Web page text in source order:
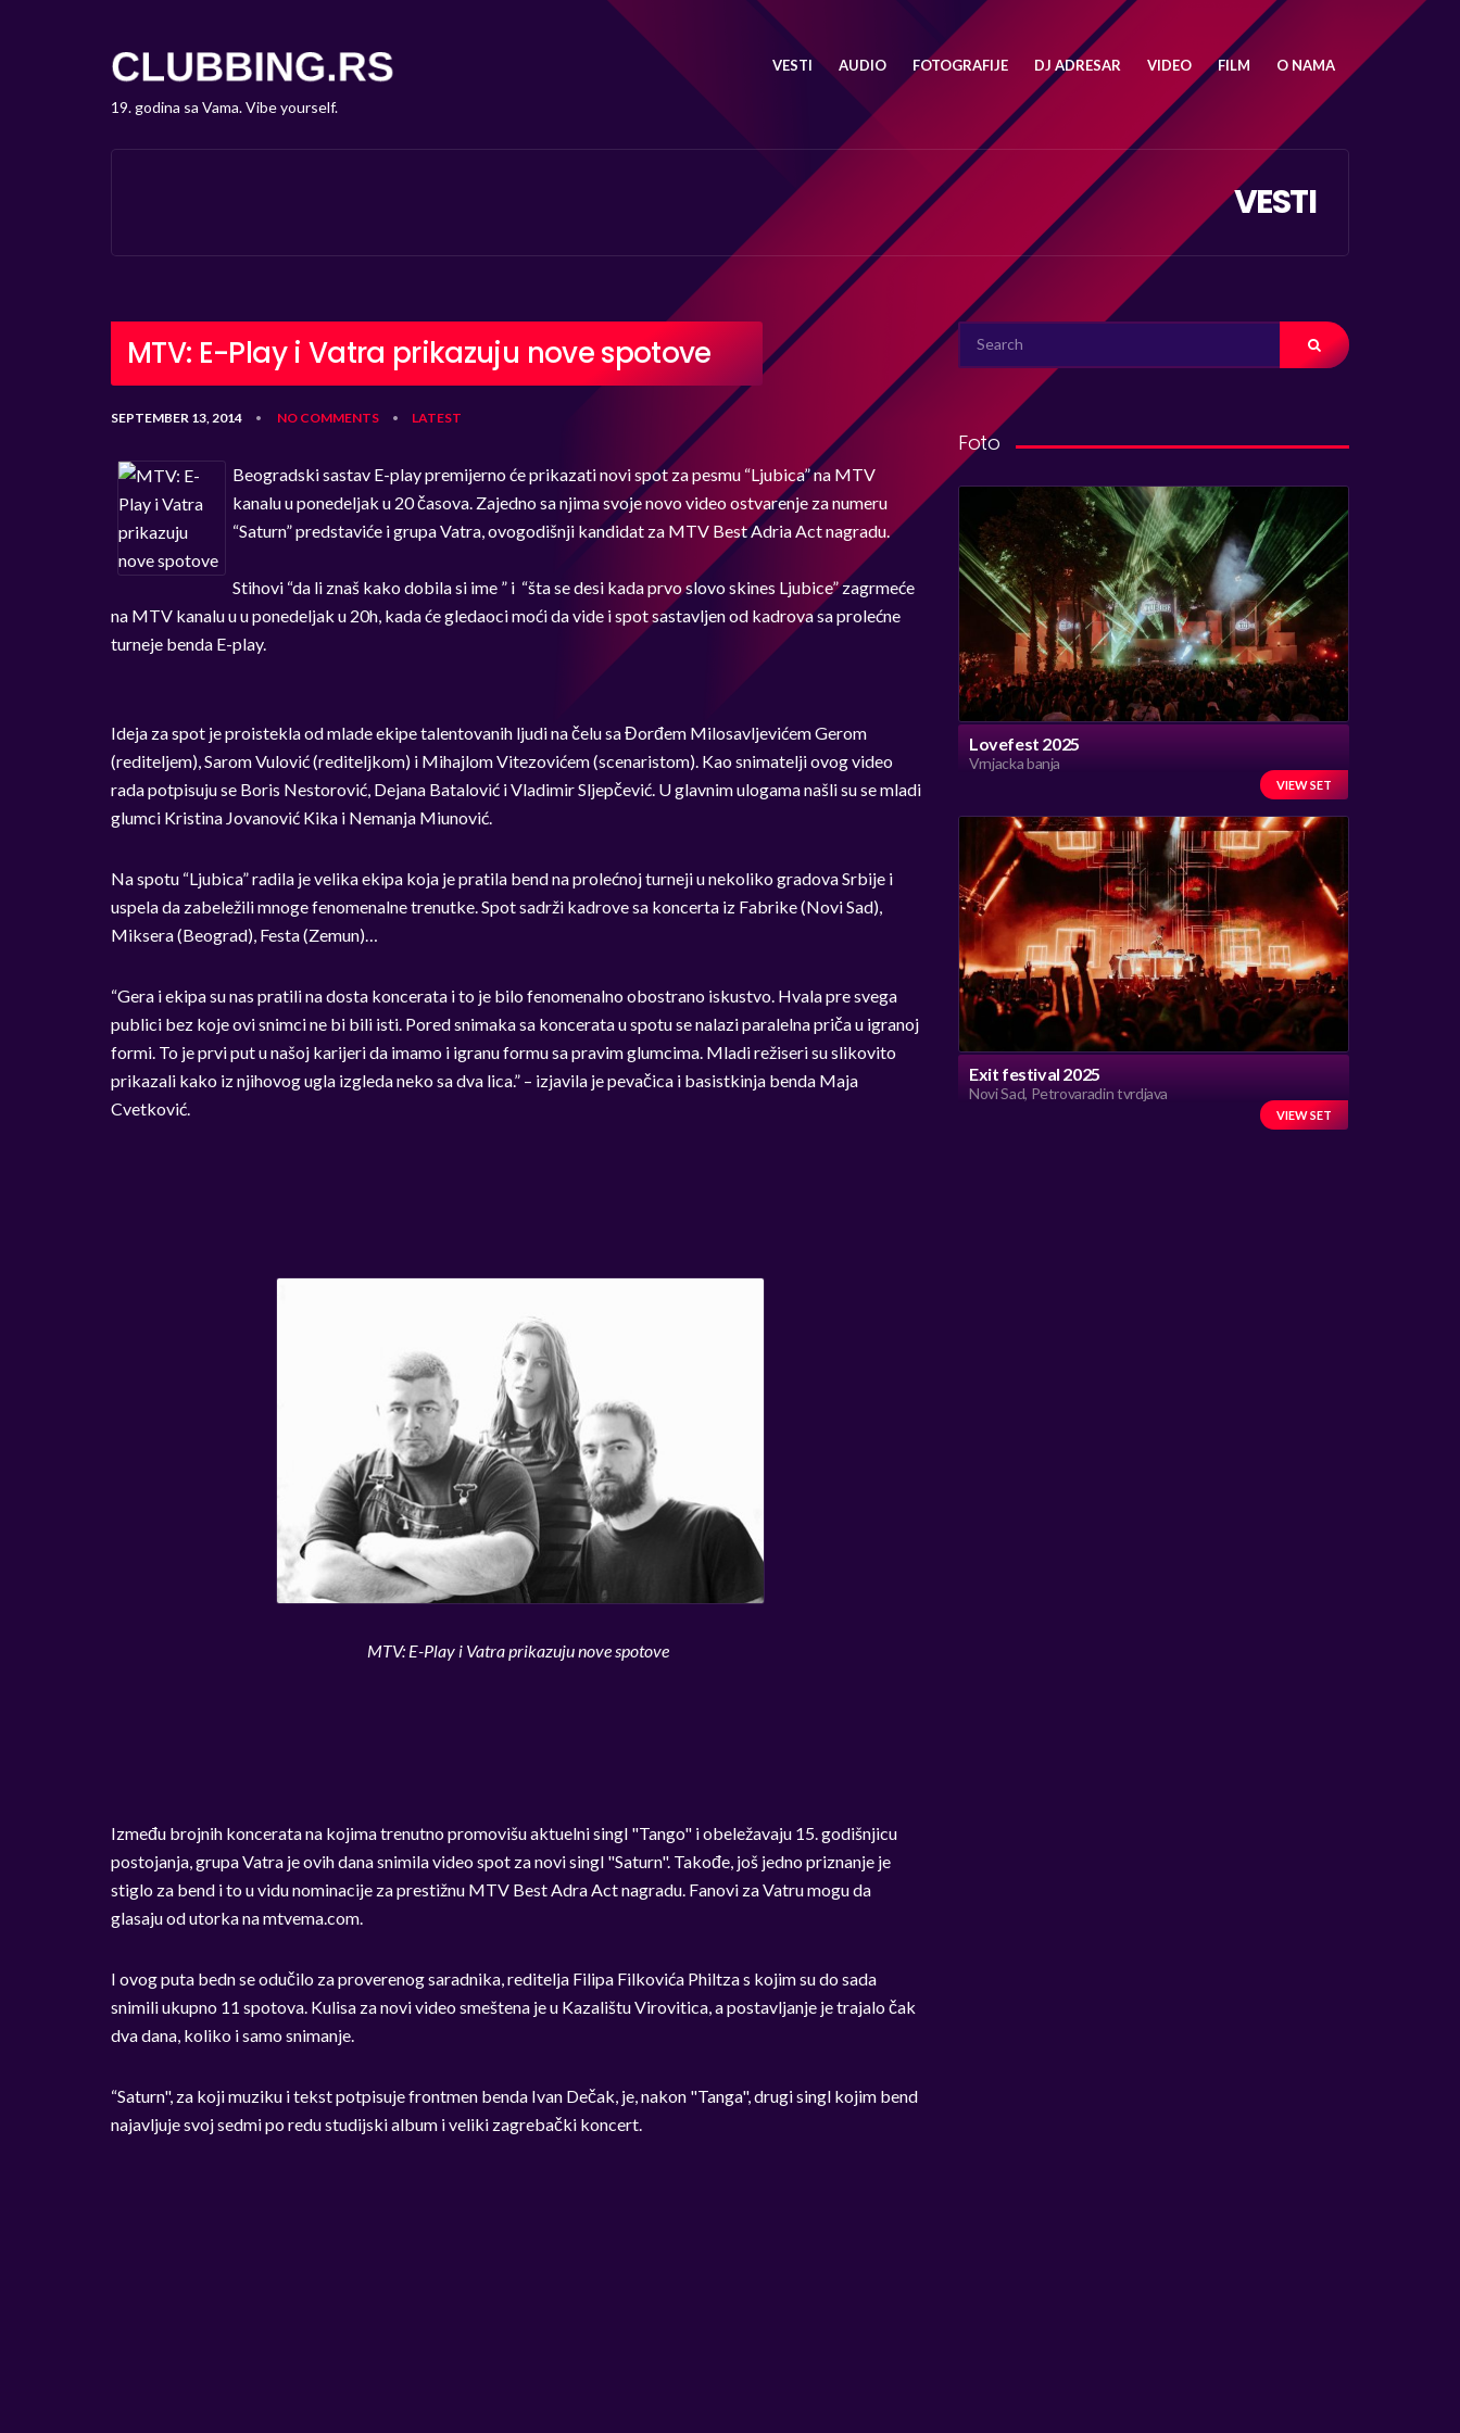
19. godina sa Vama. Vibe yourself.
VESTI AUDIO FOTOGRAFIJE DJ ADRESAR VIDEO FILM O NAMA
VESTI
MTV: E-Play i Vatra prikazuju nove spotove
SEPTEMBER 13, 2014 • NO COMMENTS • LATEST
Beogradski sastav E-play premijerno će prikazati novi spot za pesmu “Ljubica” na MTV
kanalu u ponedeljak u 20 časova. Zajedno sa njima svoje novo video ostvarenje za numeru
“Saturn” predstaviće i grupa Vatra, ovogodišnji kandidat za MTV Best Adria Act nagradu.
Stihovi “da li znaš kako dobila si ime ” i “šta se desi kada prvo slovo skines Ljubice” zagrmeće
na MTV kanalu u u ponedeljak u 20h, kada će gledaoci moći da vide i spot sastavljen od kadrova sa prolećne
turneje benda E-play.
Ideja za spot je proistekla od mlade ekipe talentovanih ljudi na čelu sa Đorđem Milosavljevićem Gerom
(rediteljem), Sarom Vulović (rediteljkom) i Mihajlom Vitezovićem (scenaristom). Kao snimatelji ovog video
rada potpisuju se Boris Nestorović, Dejana Batalović i Vladimir Sljepčević. U glavnim ulogama našli su se mladi
glumci Kristina Jovanović Kika i Nemanja Miunović.
Na spotu “Ljubica” radila je velika ekipa koja je pratila bend na prolećnoj turneji u nekoliko gradova Srbije i
uspela da zabeležili mnoge fenomenalne trenutke. Spot sadrži kadrove sa koncerta iz Fabrike (Novi Sad),
Miksera (Beograd), Festa (Zemun)…
“Gera i ekipa su nas pratili na dosta koncerata i to je bilo fenomenalno obostrano iskustvo. Hvala pre svega
publici bez koje ovi snimci ne bi bili isti. Pored snimaka sa koncerata u spotu se nalazi paralelna priča u igranoj
formi. To je prvi put u našoj karijeri da imamo i igranu formu sa pravim glumcima. Mladi režiseri su slikovito
prikazali kako iz njihovog ugla izgleda neko sa dva lica.” – izjavila je pevačica i basistkinja benda Maja
Cvetković.
MTV: E-Play i Vatra prikazuju nove spotove
Između brojnih koncerata na kojima trenutno promovišu aktuelni singl "Tango" i obeležavaju 15. godišnjicu
postojanja, grupa Vatra je ovih dana snimila video spot za novi singl "Saturn". Takođe, još jedno priznanje je
stiglo za bend i to u vidu nominacije za prestižnu MTV Best Adra Act nagradu. Fanovi za Vatru mogu da
glasaju od utorka na mtvema.com.
I ovog puta bedn se odučilo za proverenog saradnika, reditelja Filipa Filkovića Philtza s kojim su do sada
snimili ukupno 11 spotova. Kulisa za novi video smeštena je u Kazalištu Virovitica, a postavljanje je trajalo čak
dva dana, koliko i samo snimanje.
“Saturn", za koji muziku i tekst potpisuje frontmen benda Ivan Dečak, je, nakon "Tanga", drugi singl kojim bend
najavljuje svoj sedmi po redu studijski album i veliki zagrebački koncert.
SEARCH
FOR:
Foto
Lovefest 2025
Vrnjacka banja
VIEW SET
Exit festival 2025
Novi Sad, Petrovaradin tvrdjava
VIEW SET